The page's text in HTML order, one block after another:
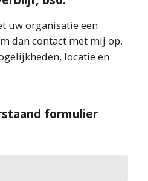
uw organisatie een
dan contact met mij op.
locatie en
formulier